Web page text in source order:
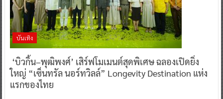
บันเทิง
‘บิวกิ้น–พุฒิพงศ์’ เสิร์ฟโมเมนต์สุดพิเศษ ฉลองเปิดยิ่ง
ใหญ่ “เซ็นทรัล นอร์ทวิลล์” Longevity Destination แห่ง
แรกของไทย